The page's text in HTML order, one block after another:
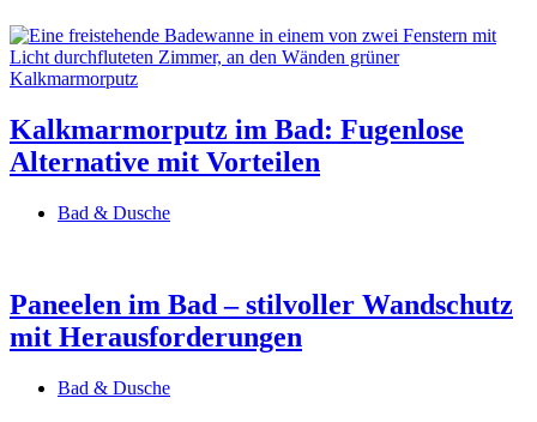
Kalkmarmorputz im Bad: Fugenlose
Alternative mit Vorteilen
Bad & Dusche
Paneelen im Bad – stilvoller Wandschutz
mit Herausforderungen
Bad & Dusche